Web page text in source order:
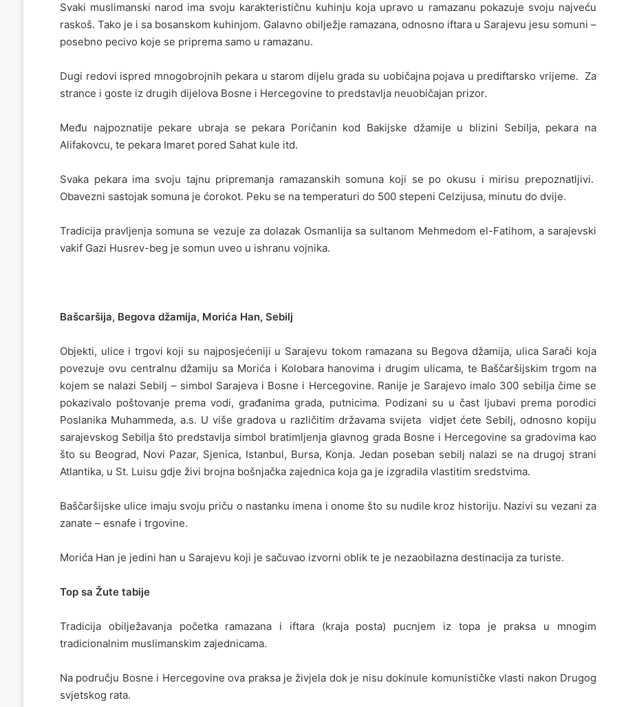
Svaki muslimanski narod ima svoju karakterističnu kuhinju koja upravo u ramazanu pokazuje svoju najveću
raskoš. Tako je i sa bosanskom kuhinjom. Galavno obilježje ramazana, odnosno iftara u Sarajevu jesu somuni –
posebno pecivo koje se priprema samo u ramazanu.
Dugi redovi ispred mnogobrojnih pekara u starom dijelu grada su uobičajna pojava u prediftarsko vrijeme. Za
strance i goste iz drugih dijelova Bosne i Hercegovine to predstavlja neuobičajan prizor.
Među najpoznatije pekare ubraja se pekara Poričanin kod Bakijske džamije u blizini Sebilja, pekara na
Alifakovcu, te pekara Imaret pored Sahat kule itd.
Svaka pekara ima svoju tajnu pripremanja ramazanskih somuna koji se po okusu i mirisu prepoznatljivi.
Obavezni sastojak somuna je ćorokot. Peku se na temperaturi do 500 stepeni Celzijusa, minutu do dvije.
Tradicija pravljenja somuna se vezuje za dolazak Osmanlija sa sultanom Mehmedom el-Fatihom, a sarajevski
vakif Gazi Husrev-beg je somun uveo u ishranu vojnika.
Bašcaršija, Begova džamija, Morića Han, Sebilj
Objekti, ulice i trgovi koji su najposjećeniji u Sarajevu tokom ramazana su Begova džamija, ulica Sarači koja
povezuje ovu centralnu džamiju sa Morića i Kolobara hanovima i drugim ulicama, te Baščaršijskim trgom na
kojem se nalazi Sebilj – simbol Sarajeva i Bosne i Hercegovine. Ranije je Sarajevo imalo 300 sebilja čime se
pokazivalo poštovanje prema vodi, građanima grada, putnicima. Podizani su u čast ljubavi prema porodici
Poslanika Muhammeda, a.s. U više gradova u različitim državama svijeta vidjet ćete Sebilj, odnosno kopiju
sarajevskog Sebilja što predstavlja simbol bratimljenja glavnog grada Bosne i Hercegovine sa gradovima kao
što su Beograd, Novi Pazar, Sjenica, Istanbul, Bursa, Konja. Jedan poseban sebilj nalazi se na drugoj strani
Atlantika, u St. Luisu gdje živi brojna bošnjačka zajednica koja ga je izgradila vlastitim sredstvima.
Baščaršijske ulice imaju svoju priču o nastanku imena i onome što su nudile kroz historiju. Nazivi su vezani za
zanate – esnafe i trgovine.
Morića Han je jedini han u Sarajevu koji je sačuvao izvorni oblik te je nezaobilazna destinacija za turiste.
Top sa Žute tabije
Tradicija obilježavanja početka ramazana i iftara (kraja posta) pucnjem iz topa je praksa u mnogim
tradicionalnim muslimanskim zajednicama.
Na području Bosne i Hercegovine ova praksa je živjela dok je nisu dokinule komunističke vlasti nakon Drugog
svjetskog rata.